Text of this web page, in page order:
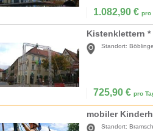
1.082,90 € pro
Kistenklettern *
Standort:
725,90 € pro
Standort: